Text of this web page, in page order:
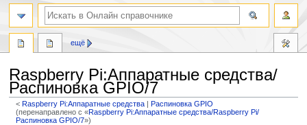
Raspberry Pi:Аппаратные средства/
Распиновка GPIO/7
<Raspberry Pi:Аппаратные средства ‎ |Распиновка GPIO
(перенаправлено с «Raspberry Pi:Аппаратные средства/Raspberry Pi/
Распиновка GPIO/7»)
ещё